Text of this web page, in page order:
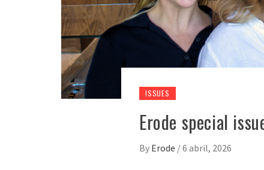
ISSUES
Erode special
By Erode /6 abril, 2026